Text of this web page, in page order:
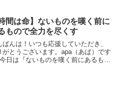
いうとき。パソコンの持ち運びには
します。こ...
時間は命】ないものを嘆く前に
もので全力を尽くす
ばんは！いつも応援していただき、
がとうございます。apa（あぱ）です
日は『ないものを嘆く前にあるもの